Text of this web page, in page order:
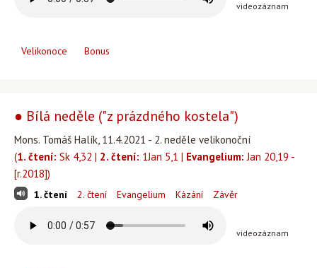
videozáznam
Velikonoce Bonus
● Bílá neděle ("z prázdného kostela")
Mons. Tomáš Halík, 11.4.2021 - 2. neděle velikonoční
(1. čtení: Sk 4,32 | 2. čtení: 1Jan 5,1 | Evangelium: Jan 20,19 -
[r.2018])
1. čtení 2. čtení Evangelium Kázání Závěr
videozáznam